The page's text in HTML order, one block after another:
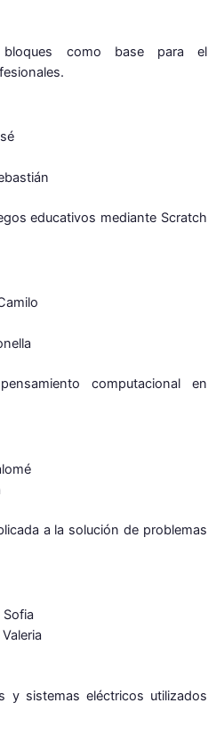
como base para el
educativos mediante Scratch
computacional en
a la solución de problemas
y sistemas eléctricos utilizados